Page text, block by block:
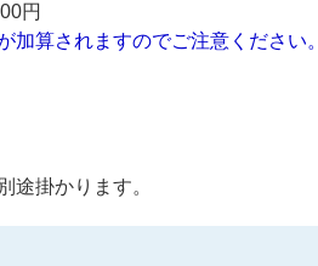
円
算されますのでご注意ください。
途掛かります。